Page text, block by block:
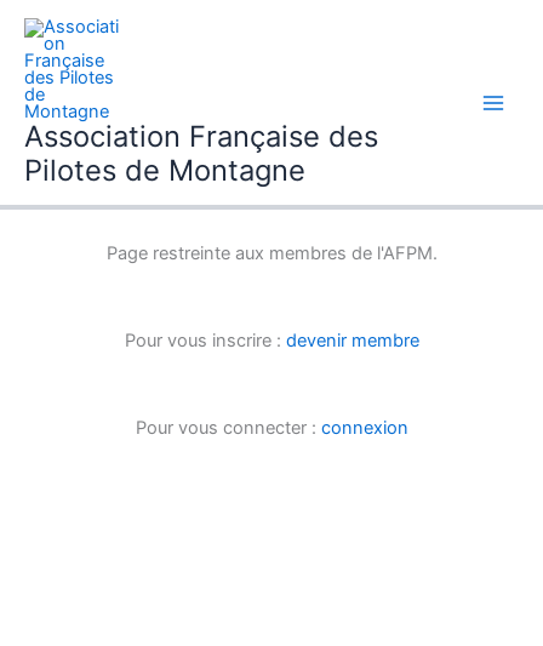
Aller
contenu
Association Française des
Pilotes de Montagne
Page restreinte aux membres de l'AFPM.
Pour vous inscrire : devenir membre
Pour vous connecter : connexion